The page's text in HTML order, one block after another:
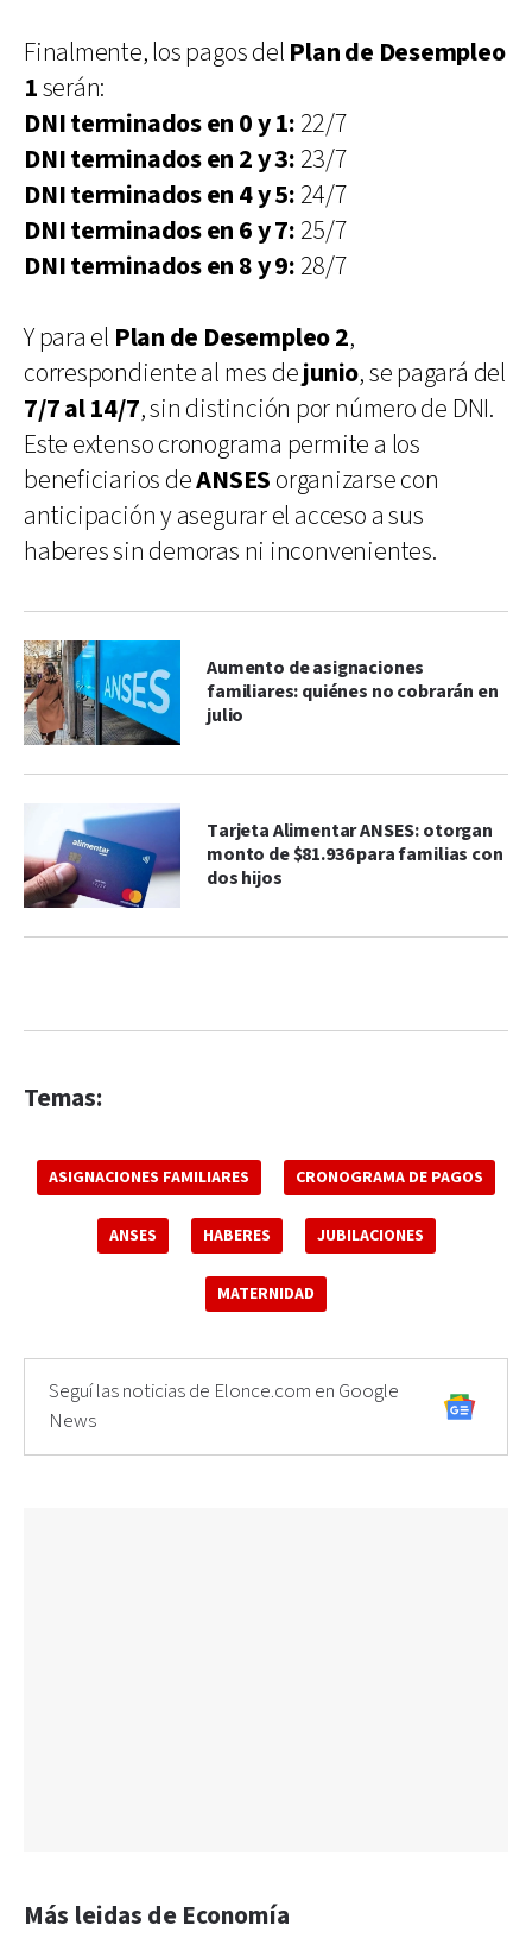
Finalmente, los pagos del Plan de Desempleo
1serán:
DNI terminados en 0 y 1: 22/7
DNI terminados en 2 y 3: 23/7
DNI terminados en 4 y 5: 24/7
DNI terminados en 6 y 7: 25/7
DNI terminados en 8 y 9: 28/7
Y para el Plan de Desempleo 2,
correspondiente al mes dejunio, se pagará del
7/7 al 14/7, sin distinción por número de DNI.
Este extenso cronograma permite a los
beneficiarios deANSES organizarse con
anticipación y asegurar el acceso a sus
haberes sin demoras ni inconvenientes.
Aumento de asignaciones
familiares: quiénes no cobrarán en
julio
Tarjeta Alimentar ANSES: otorgan
monto de $81.936 para familias con
dos hijos
Temas:
ASIGNACIONES FAMILIARES CRONOGRAMA DE PAGOS
ANSES HABERES JUBILACIONES
MATERNIDAD
Seguí las noticias de Elonce.com en Google
News
Más leidas de Economía